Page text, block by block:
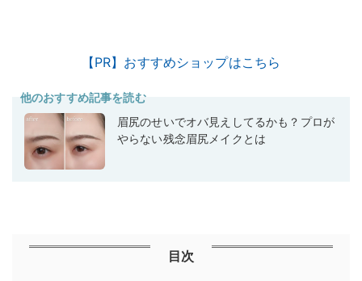
【PR】おすすめショップはこちら
他のおすすめ記事を読む
眉尻のせいでオバ見えしてるかも？プロが
やらない残念眉尻メイクとは
目次